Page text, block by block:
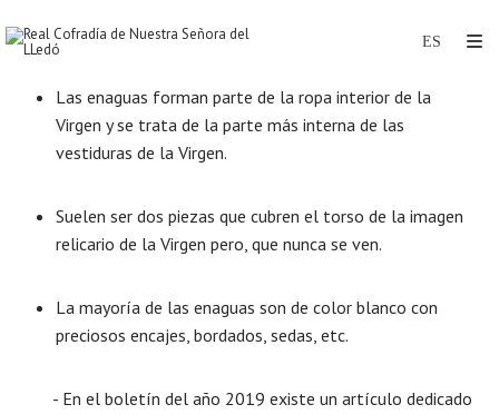
Las enaguas forman parte de la ropa interior de la
Virgen y se trata de la parte más interna de las
vestiduras de la Virgen.
Suelen ser dos piezas que cubren el torso de la imagen
relicario de la Virgen pero, que nunca se ven.
La mayoría de las enaguas son de color blanco con
preciosos encajes, bordados, sedas, etc.
- En el boletín del año 2019 existe un artículo dedicado